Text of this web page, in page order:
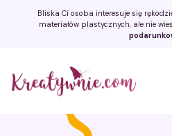
Bliska Ci osoba interesuje się
materiałów plastycznych, ale nie
Kreatywnie.com